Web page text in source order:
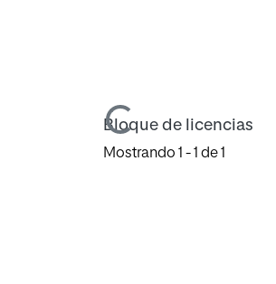
Cargando...
Bloque de licencias
Mostrando 1 - 1 de 1